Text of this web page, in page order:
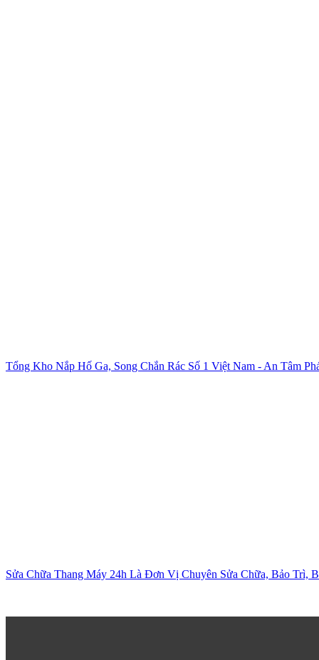
Tổng Kho Nắp Hố Ga, Song Chắn Rác Số 1 Việt Nam - An Tâm
Sửa Chữa Thang Máy 24h Là Đơn Vị Chuyên Sửa Chữa, Bảo